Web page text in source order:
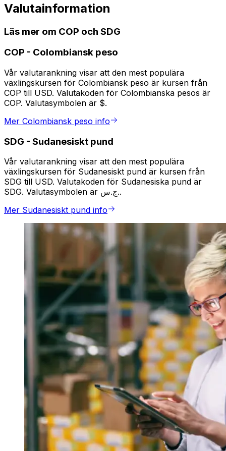
Valutainformation
Läs mer om COP och SDG
COP - Colombiansk peso
Vår valutarankning visar att den mest populära
växlingskursen för Colombiansk peso är kursen från
COP till USD. Valutakoden för Colombianska pesos är
COP. Valutasymbolen är $.
Mer Colombiansk peso info
SDG - Sudanesiskt pund
Vår valutarankning visar att den mest populära
växlingskursen för Sudanesiskt pund är kursen från
SDG till USD. Valutakoden för Sudanesiska pund är
SDG. Valutasymbolen är ج.س..
Mer Sudanesiskt pund info